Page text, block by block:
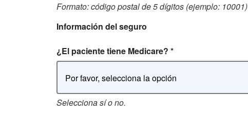
Formato: código postal de 5 dígitos (ejemplo: 10001)
Información del seguro
¿El paciente tiene Medicare? *
Por favor, selecciona la opción
Selecciona sí o no.